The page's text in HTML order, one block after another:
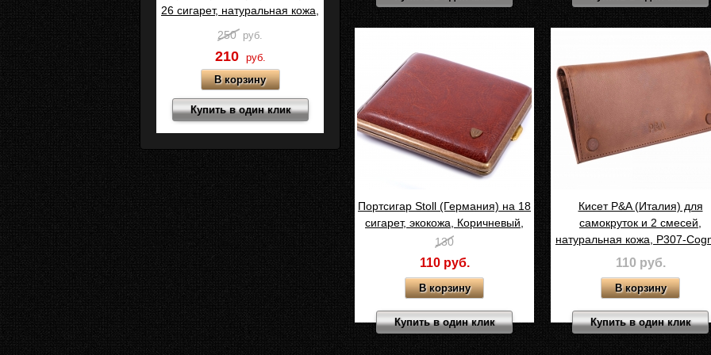
26 сигарет, натуральная кожа,
Черный калипсо, C05-1
250 руб.
210 руб.
Купить в один клик
Портсигар Stoll (Германия) на 18
сигарет, экокожа, Коричневый,
C11
130
110 руб.
Купить в один клик
Кисет P&A (Италия) для
самокруток и 2 смесей,
натуральная кожа, P307-
110 руб.
Купить в один клик